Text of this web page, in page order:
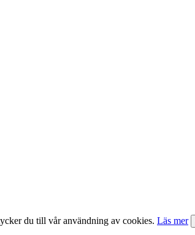
du till vår användning av cookies. Läs mer